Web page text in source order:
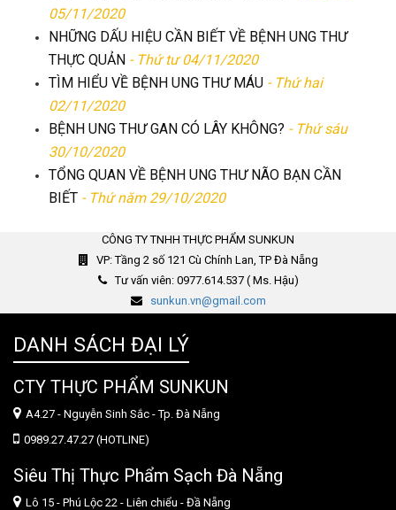
05/11/2020
NHỮNG DẤU HIỆU CẦN BIẾT VỀ BỆNH UNG THƯ
THỰC QUẢN - Thứ tư 04/11/2020
TÌM HIỂU VỀ BỆNH UNG THƯ MÁU - Thứ hai
02/11/2020
BỆNH UNG THƯ GAN CÓ LÂY KHÔNG? - Thứ sáu
30/10/2020
TỔNG QUAN VỀ BỆNH UNG THƯ NÃO BẠN CẦN
BIẾT - Thứ năm 29/10/2020
CÔNG TY TNHH THỰC PHẨM SUNKUN
VP: Tầng 2 số 121 Cù Chính Lan, TP Đà Nẵng
Tư vấn viên: 0977.614.537 ( Ms. Hậu)
sunkun.vn@gmail.com
DANH SÁCH ĐẠI LÝ
CTY THỰC PHẨM SUNKUN
A4.27 - Nguyễn Sinh Sắc - Tp. Đà Nẵng
0989.27.47.27 (HOTLINE)
Siêu Thị Thực Phẩm Sạch Đà Nẵng
Lô 15 - Phú Lộc 22 - Liên chiểu - Đầ Nẵng